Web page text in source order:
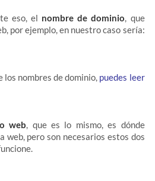
eso, el nombre de dominio, que
por ejemplo, en nuestro caso sería:
los nombres de dominio, puedes leer
web, que es lo mismo, es dónde
web, pero son necesarios estos dos